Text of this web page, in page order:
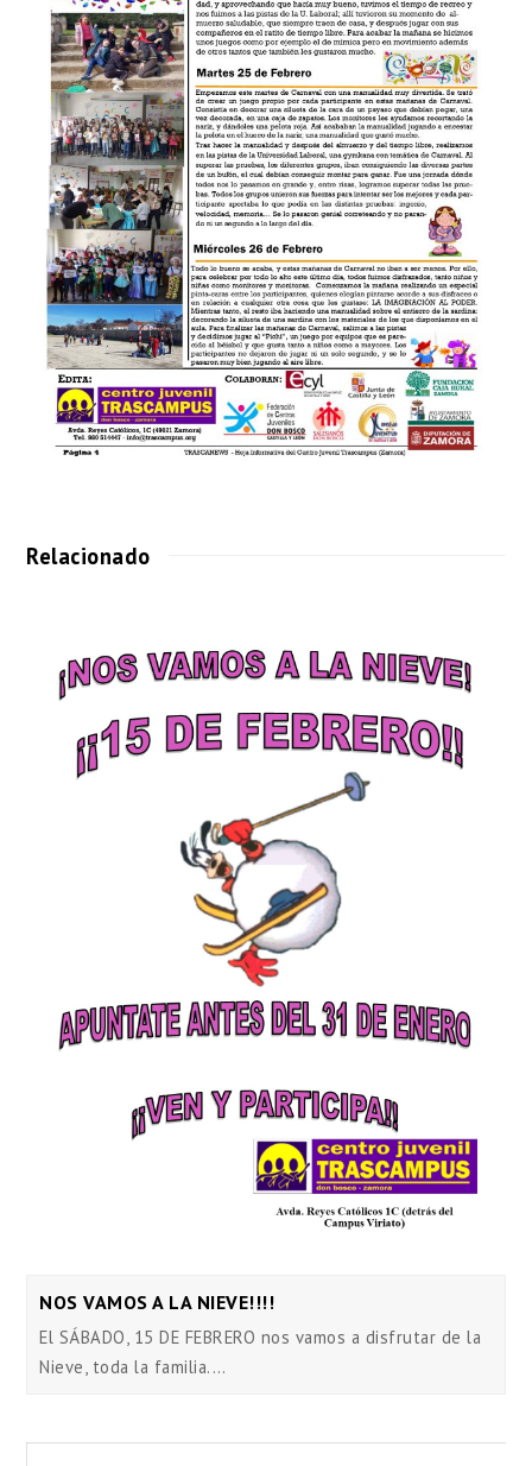
Relacionado
NOS VAMOS A LA NIEVE!!!!
El SÁBADO, 15 DE FEBRERO nos vamos a disfrutar de la
Nieve, toda la familia.…